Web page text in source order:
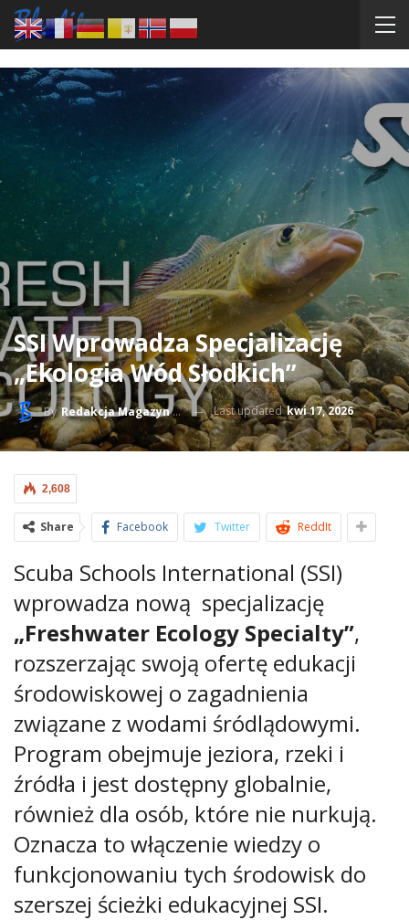
SSI Wprowadza Specjalizację
„Ekologia Wód Słodkich”
ByRedakcja Magazyn BlueLife Last updatedkwi 17, 2026
2,608
Share Facebook Twitter ReddIt
Scuba Schools International (SSI)
wprowadza nową specjalizację
„Freshwater Ecology Specialty”,
rozszerzając swoją ofertę edukacji
środowiskowej o zagadnienia
związane z wodami śródlądowymi.
Program obejmuje jeziora, rzeki i
źródła i jest dostępny globalnie,
również dla osób, które nie nurkują.
Oznacza to włączenie wiedzy o
funkcjonowaniu tych środowisk do
szerszej ścieżki edukacyjnej SSI.